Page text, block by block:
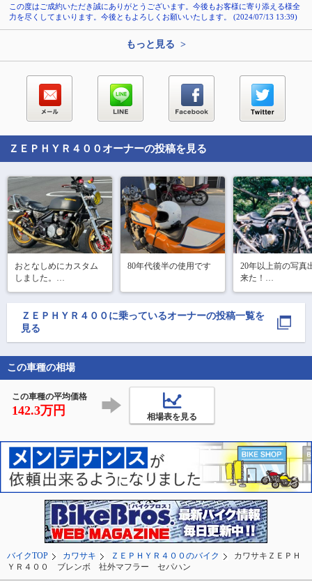
この度はご成約いただき誠にありがとうございます。今後もお客様に寄り添える様全
力を尽くしてまいります。今後ともよろしくお願いいたします。 (2024/07/13 13:39)
もっと見る >
ＺＥＰＨＹＲ４００ オーナーの投稿を見る
おとなしめにカスタム
しました。
まだヤンチャかな•́ω•̀)?
80年代後半の使用です
20年以上前の写真
来た！
ワイセコピストン
たら、トルクがモ
リで楽しかったな
ＺＥＰＨＹＲ４００ に乗っているオーナーの投稿一覧を
見る
この車種の相場
この車種の平均価格
142.3万円 相場表を見る
バイクTOP カワサキ ＺＥＰＨＹＲ４００のバイク
カワサキＺＥＰＨ
ＹＲ４００ ブレンボ 社外マフラー セパハン